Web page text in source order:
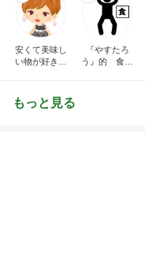
安くて美味し
い物が好き☆
『やすたろ
う』的 食の
もっと見る